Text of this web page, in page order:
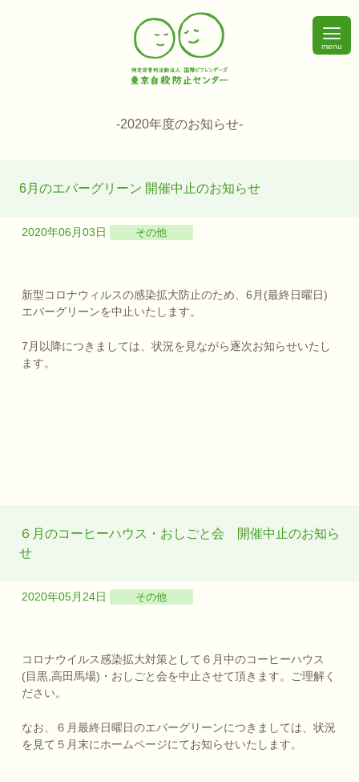
menu
-2020年度のお知らせ-
6月のエバーグリーン 開催中止のお知らせ
2020年06月03日 その他
新型コロナウィルスの感染拡大防止のため、6月(最終日曜日)
エバーグリーンを中止いたします。
7月以降につきましては、状況を見ながら逐次お知らせいたし
ます。
６月のコーヒーハウス・おしごと会 開催中止のお知ら
せ
2020年05月24日 その他
コロナウイルス感染拡大対策として６月中のコーヒーハウス
(目黒,高田馬場)・おしごと会を中止させて頂きます。ご理解く
ださい。
なお、６月最終日曜日のエバーグリーンにつきましては、状況
を見て５月末にホームページにてお知らせいたします。